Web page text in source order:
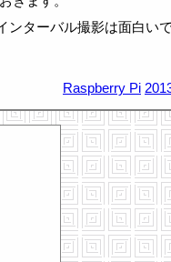
ンターバル撮影は面白い
Raspberry Pi